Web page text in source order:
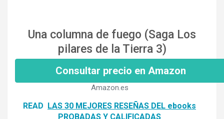
Una columna de fuego (Saga Los
pilares de la Tierra 3)
Consultar precio en Amazon
Amazon.es
READ LAS 30 MEJORES RESEÑAS DEL ebooks
PROBADAS Y CALIFICADAS